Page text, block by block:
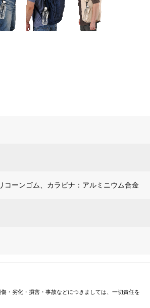
ーンゴム、カラビナ：アルミニウム合金
・劣化・損害・事故などにつきましては、一切責任を